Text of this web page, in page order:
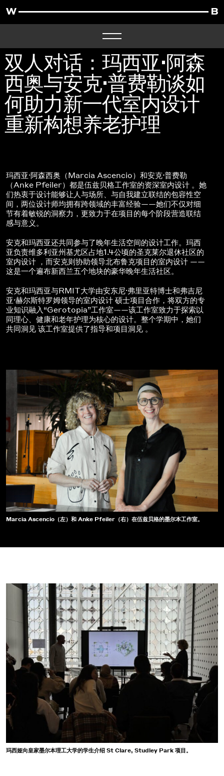
双人对话：玛西亚·阿森
西奥与安克·普费勒谈如
何助力新一代室内设计
重新构想养老护理
玛西亚·阿森西奥（Marcia Ascencio）和安克·普费勒
（Anke Pfeiler）都是伍兹贝格工作室的资深室内设计 。她
们热衷于设计能够让人与场所、与自我建立联结的包容性空
间，两位设计师均拥有跨领域的丰富经验——她们不仅对细
节有着敏锐的洞察力，更致力于在项目的每个阶段营造联结
感与意义。
安克和玛西亚还共同参与了晚年生活空间的设计工作。玛西
亚负责维多利亚州基尤区占地1.4公顷的圣克莱尔退休社区的
室内设计 ，而安克则协助领导北布鲁克项目的室内设计 ——
这是一个遍布新西兰五个地块的豪华晚年生活社区。
安克和玛西亚与RMIT大学由安东尼·弗里亚特博士和弗吉尼
亚·赫尔斯特罗姆领导的室内设计 硕士项目合作，将双方的专
业知识融入“Gerotopia”工作室——该工作室致力于探索以
同理心、健康和老年护理为核心的设计。整个学期中，她们
共同洞见 该工作室提供了指导和项目洞见 。
Marcia Ascencio（左）和 Anke Pfeiler（右）在伍兹贝格的墨尔本工作室。
玛西娅向皇家墨尔本理工大学的学生介绍 St Clare, Studley Park 项目。